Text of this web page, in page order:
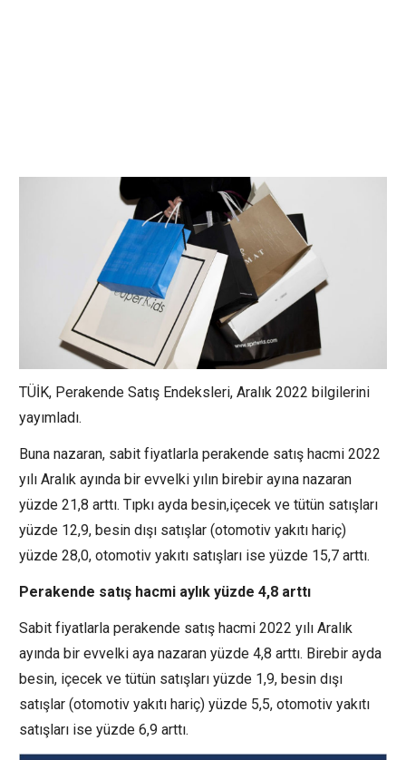
TÜİK, Perakende Satış Endeksleri, Aralık 2022 bilgilerini
yayımladı.
Buna nazaran, sabit fiyatlarla perakende satış hacmi 2022
yılı Aralık ayında bir evvelki yılın birebir ayına nazaran
yüzde 21,8 arttı. Tıpkı ayda besin,içecek ve tütün satışları
yüzde 12,9, besin dışı satışlar (otomotiv yakıtı hariç)
yüzde 28,0, otomotiv yakıtı satışları ise yüzde 15,7 arttı.
Perakende satış hacmi aylık yüzde 4,8 arttı
Sabit fiyatlarla perakende satış hacmi 2022 yılı Aralık
ayında bir evvelki aya nazaran yüzde 4,8 arttı. Birebir ayda
besin, içecek ve tütün satışları yüzde 1,9, besin dışı
satışlar (otomotiv yakıtı hariç) yüzde 5,5, otomotiv yakıtı
satışları ise yüzde 6,9 arttı.